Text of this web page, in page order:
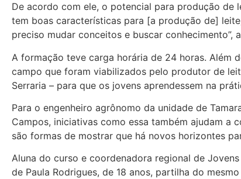
De acordo com ele, o potencial para produção de
tem boas características para [a produção de]
preciso mudar conceitos e buscar conhecimento”,
A formação teve carga horária de 24 horas. Além
campo que foram viabilizados pelo produtor de
Serraria – para que os jovens aprendessem na
Para o engenheiro agrônomo da unidade de
Campos, iniciativas como essa também ajudam a
são formas de mostrar que há novos horizontes
Aluna do curso e coordenadora regional de
de Paula Rodrigues, de 18 anos, partilha do